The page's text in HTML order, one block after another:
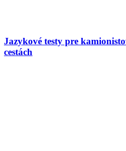
Jazykové testy pre
cestách